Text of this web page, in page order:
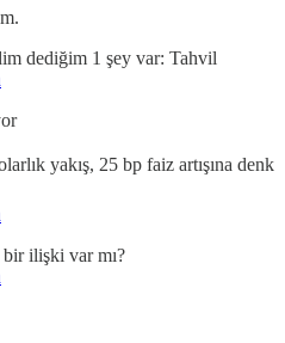
dediğim 1 şey var: Tahvil
yakış, 25 bp faiz artışına denk
ilişki var mı?